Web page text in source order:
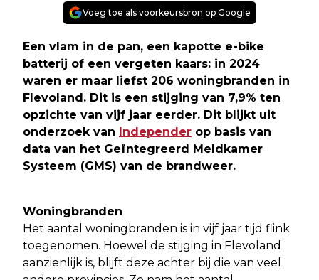
Voeg toe als voorkeursbron op Google
Een vlam in de pan, een kapotte e-bike
batterij of een vergeten kaars: in 2024
waren er maar liefst 206 woningbranden in
Flevoland. Dit is een stijging van 7,9% ten
opzichte van vijf jaar eerder. Dit blijkt uit
onderzoek van Independer op basis van
data van het Geïntegreerd Meldkamer
Systeem (GMS) van de brandweer.
Woningbranden
Het aantal woningbranden is in vijf jaar tijd flink
toegenomen. Hoewel de stijging in Flevoland
aanzienlijk is, blijft deze achter bij die van veel